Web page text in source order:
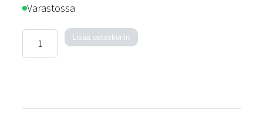
Varastossa
pöytävalaisin
Lisää ostoskoriin